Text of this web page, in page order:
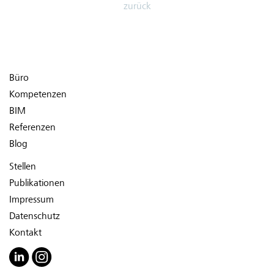
zurück
Büro
Kompetenzen
BIM
Referenzen
Blog
Stellen
Publikationen
Impressum
Datenschutz
Kontakt